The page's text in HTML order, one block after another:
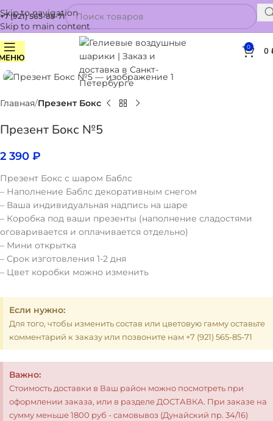
Skip to navigation
Skip to main content
+7 (921) 565-85-71
0 0
Нажмите, чтобы увеличить
Главная Презент Бокс
Презент Бокс №5
2 390 ₽
Презент Бокс с шаром Баблс
– Наполнение Баблс декоративным снегом
– Ваша индивидуальная надпись на шаре
– Коробка под ваши презенты (наполнение сладостями
оговаривается и оплачивается отдельно)
– Мини открытка
– Срок изготовления 1-2 дня
– Цвет коробки можно изменить
Если нужно:
Для того, чтобы изменить состав или цветовую гамму оставьте
комментарий к заказу или позвоните нам +7 (921) 565-85-71
Важно:
Стоимость доставки в Ваш район можно посмотреть при
оформлении заказа, или в разделе ДОСТАВКА. При заказе на
сумму меньше 1800 руб - самовывоз (Дунайский пр. 34/16)